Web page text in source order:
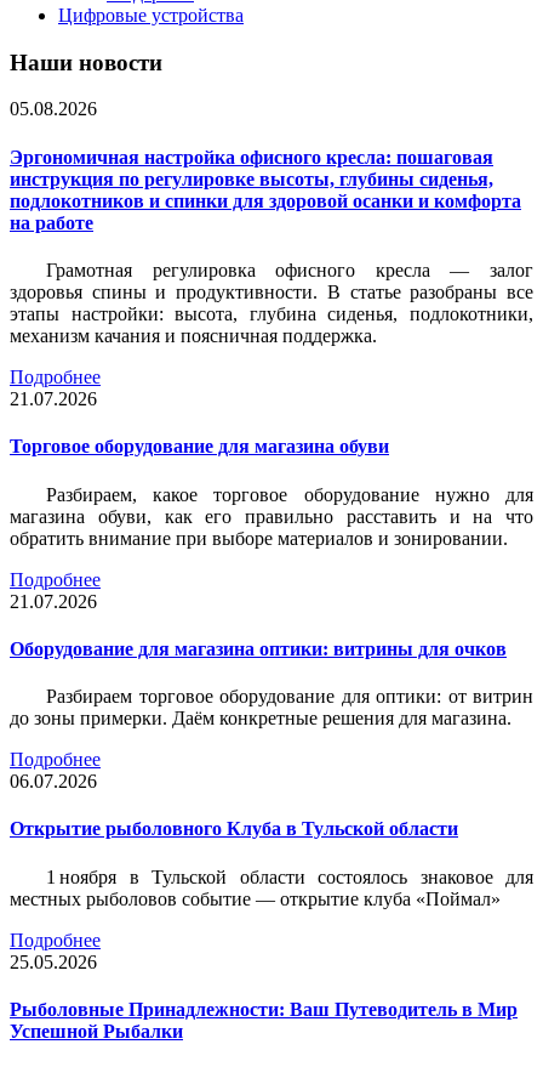
Цифровые устройства
Наши новости
05.08.2026
Эргономичная настройка офисного кресла: пошаговая
инструкция по регулировке высоты, глубины сиденья,
подлокотников и спинки для здоровой осанки и комфорта
на работе
Грамотная регулировка офисного кресла — залог
здоровья спины и продуктивности. В статье разобраны все
этапы настройки: высота, глубина сиденья, подлокотники,
механизм качания и поясничная поддержка.
Подробнее
21.07.2026
Торговое оборудование для магазина обуви
Разбираем, какое торговое оборудование нужно для
магазина обуви, как его правильно расставить и на что
обратить внимание при выборе материалов и зонировании.
Подробнее
21.07.2026
Оборудование для магазина оптики: витрины для очков
Разбираем торговое оборудование для оптики: от витрин
до зоны примерки. Даём конкретные решения для магазина.
Подробнее
06.07.2026
Открытие рыболовного Клуба в Тульской области
1 ноября в Тульской области состоялось знаковое для
местных рыболовов событие — открытие клуба «Поймал»
Подробнее
25.05.2026
Рыболовные Принадлежности: Ваш Путеводитель в Мир
Успешной Рыбалки